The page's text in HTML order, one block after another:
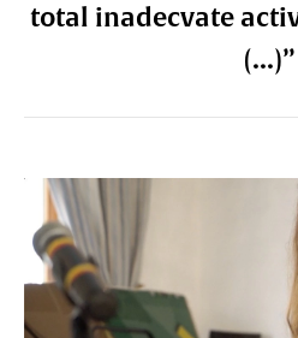
total inadecvate
(...)”